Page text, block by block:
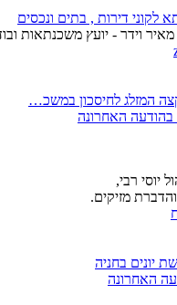
לקוני דירות , בתים ונכסים
וידר - יועץ משכנתאות
האחרונה
יוסי רבי,
מזיקים.
האחרונה